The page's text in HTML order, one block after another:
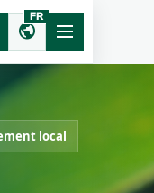
public
FR
local